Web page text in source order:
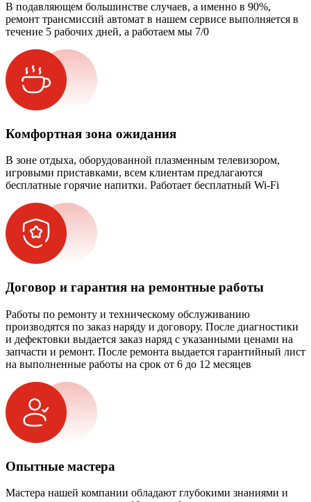
В подавляющем большинстве случаев, а именно в 90%,
ремонт трансмиссий автомат в нашем сервисе выполняется в
течение 5 рабочих дней, а работаем мы 7/0
Комфортная зона ожидания
В зоне отдыха, оборудованной плазменным телевизором,
игровыми приставками, всем клиентам предлагаются
бесплатные горячие напитки. Работает бесплатный Wi-Fi
Договор и гарантия на ремонтные работы
Работы по ремонту и техническому обслуживанию
производятся по заказ наряду и договору. После диагностики
и дефектовки выдается заказ наряд с указанными ценами на
запчасти и ремонт. После ремонта выдается гарантийный лист
на выполненные работы на срок от 6 до 12 месяцев
Опытные мастера
Мастера нашей компании обладают глубокими знаниями и